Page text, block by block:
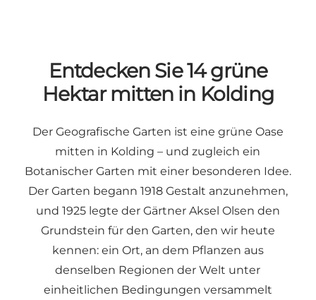
Entdecken Sie 14 grüne
Hektar mitten in Kolding
Der Geografische Garten ist eine grüne Oase
mitten in Kolding – und zugleich ein
Botanischer Garten mit einer besonderen Idee.
Der Garten begann 1918 Gestalt anzunehmen,
und 1925 legte der Gärtner Aksel Olsen den
Grundstein für den Garten, den wir heute
kennen: ein Ort, an dem Pflanzen aus
denselben Regionen der Welt unter
einheitlichen Bedingungen versammelt